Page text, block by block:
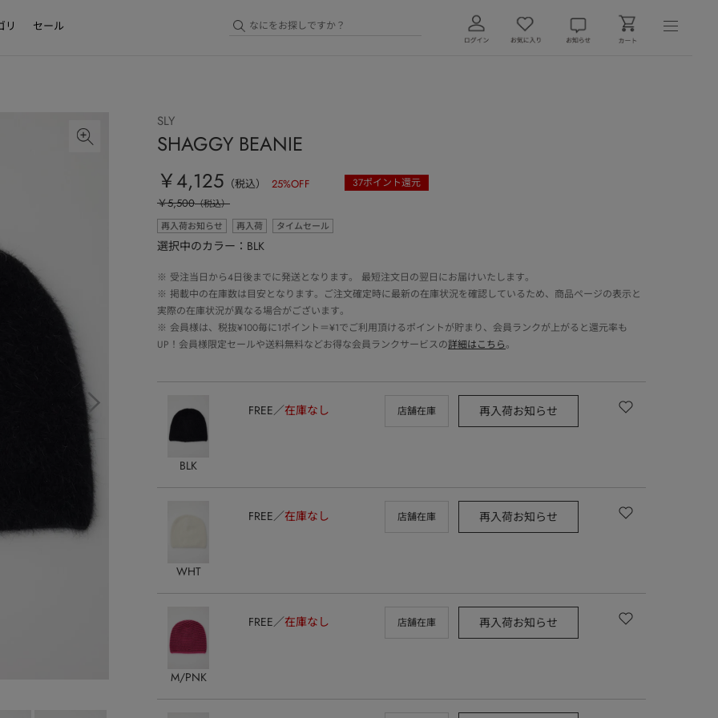
リ セール
SLY
SHAGGY BEANIE
￥4,125 （税込） 25%OFF 37ポイント還元
￥5,500（税込）
再入荷お知らせ
再入荷 タイムセール
選択中のカラー：BLK
※ 受注当日から4日後までに発送となります。 最短注文日の翌日にお届けいたします。
※ 掲載中の在庫数は目安となります。ご注文確定時に最新の在庫状況を確認しているため、商品ページの表示と
実際の在庫状況が異なる場合がございます。
※ 会員様は、税抜¥100毎に1ポイント＝¥1でご利用頂けるポイントが貯まり、会員ランクが上がると還元率も
UP！会員様限定セールや送料無料などお得な会員ランクサービスの詳細はこちら。
BLK
FREE 在庫なし 店舗在庫 再入荷お知らせ
WHT
FREE 在庫なし 店舗在庫 再入荷お知らせ
M/PNK
FREE 在庫なし 店舗在庫 再入荷お知らせ